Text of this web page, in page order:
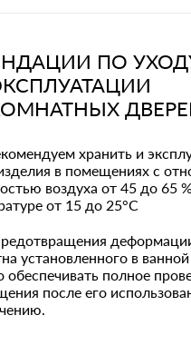
ПО
хранить и
в помещениях с
воздуха от 45 до 65
от 15 до 25°C
установленного в
обеспечивать полное
после его